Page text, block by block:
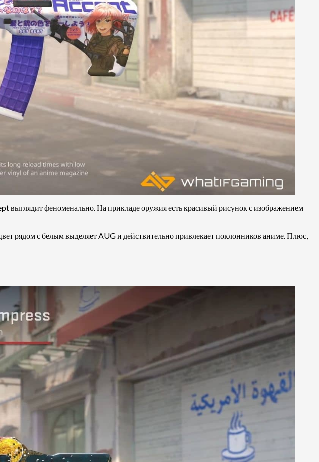
выглядит феноменально. На прикладе оружия есть красивый рисунок с изображением
рядом с белым выделяет AUG и действительно привлекает поклонников аниме. Плюс,